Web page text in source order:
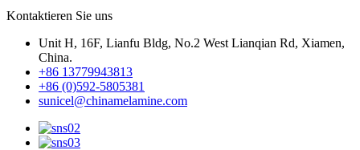
Kontaktieren Sie uns
Unit H, 16F, Lianfu Bldg, No.2 West Lianqian Rd, Xiamen,
China.
+86 13779943813
+86 (0)592-5805381
sunicel@chinamelamine.com